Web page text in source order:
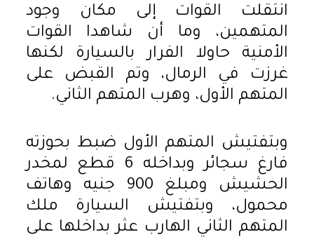
انتقلت القوات إلى مكان وجود
المتهمين، وما أن شاهدا القوات
الأمنية حاولا الفرار بالسيارة لكنها
غرزت في الرمال، وتم القبض على
المتهم الأول، وهرب المتهم الثاني.
وبتفتيش المتهم الأول ضبط بحوزته
فارغ سجائر وبداخله 6 قطع لمخدر
الحشيش ومبلغ 900 جنيه وهاتف
محمول، وبتفتيش السيارة ملك
المتهم الثاني الهارب عثر بداخلها على